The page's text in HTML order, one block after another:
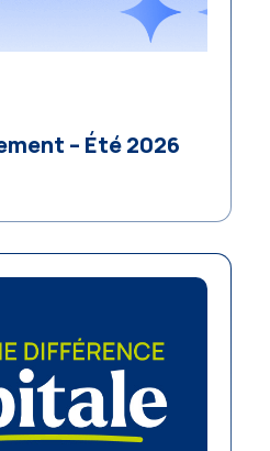
– Été 2026